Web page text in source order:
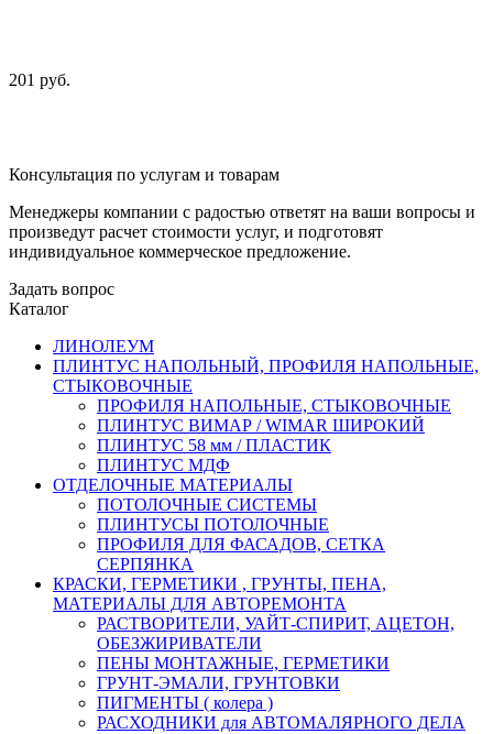
201 руб.
Консультация по услугам и товарам
Менеджеры компании с радостью ответят на ваши вопросы и
произведут расчет стоимости услуг, и подготовят
индивидуальное коммерческое предложение.
Задать вопрос
Каталог
ЛИНОЛЕУМ
ПЛИНТУС НАПОЛЬНЫЙ, ПРОФИЛЯ НАПОЛЬНЫЕ,
СТЫКОВОЧНЫЕ
ПРОФИЛЯ НАПОЛЬНЫЕ, СТЫКОВОЧНЫЕ
ПЛИНТУС ВИМАР / WIMAR ШИРОКИЙ
ПЛИНТУС 58 мм / ПЛАСТИК
ПЛИНТУС МДФ
ОТДЕЛОЧНЫЕ МАТЕРИАЛЫ
ПОТОЛОЧНЫЕ СИСТЕМЫ
ПЛИНТУСЫ ПОТОЛОЧНЫЕ
ПРОФИЛЯ ДЛЯ ФАСАДОВ, СЕТКА
СЕРПЯНКА
КРАСКИ, ГЕРМЕТИКИ , ГРУНТЫ, ПЕНА,
МАТЕРИАЛЫ ДЛЯ АВТОРЕМОНТА
РАСТВОРИТЕЛИ, УАЙТ-СПИРИТ, АЦЕТОН,
ОБЕЗЖИРИВАТЕЛИ
ПЕНЫ МОНТАЖНЫЕ, ГЕРМЕТИКИ
ГРУНТ-ЭМАЛИ, ГРУНТОВКИ
ПИГМЕНТЫ ( колера )
РАСХОДНИКИ для АВТОМАЛЯРНОГО ДЕЛА